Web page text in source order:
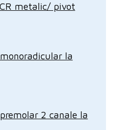
metalic/ pivot
la
2 canale la